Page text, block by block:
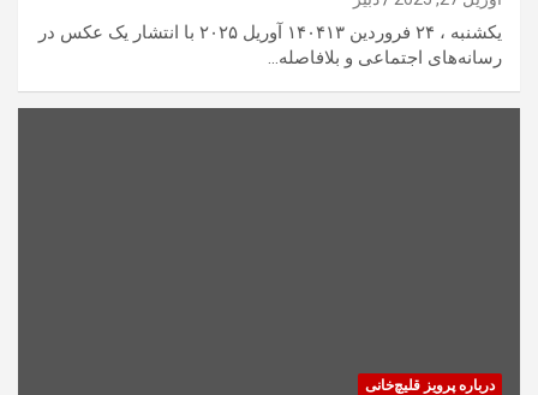
یکشنبه ، ۲۴ فروردین ۱۴۰۴۱۳ آوریل ۲۰۲۵ با انتشار یک عکس در
رسانه‌های اجتماعی و بلافاصله…
درباره پرویز قلیچ‌خانی